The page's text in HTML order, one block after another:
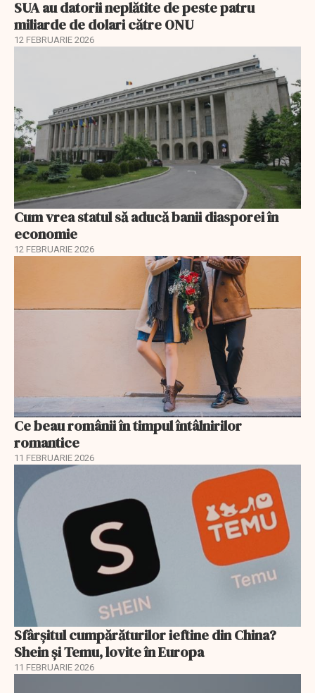
SUA au datorii neplătite de peste patru
miliarde de dolari către ONU
12 FEBRUARIE 2026
Cum vrea statul să aducă banii diasporei în
economie
12 FEBRUARIE 2026
Ce beau românii în timpul întâlnirilor
romantice
11 FEBRUARIE 2026
Sfârșitul cumpărăturilor ieftine din China?
Shein și Temu, lovite în Europa
11 FEBRUARIE 2026